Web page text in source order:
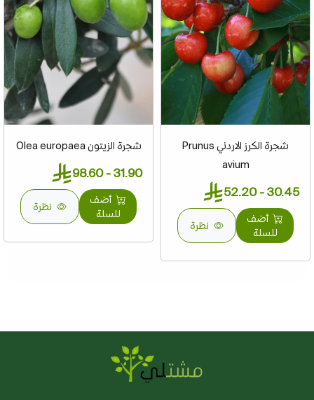
شجرة الكرز الاردني Prunus
avium
30.45 - 52.20
أضف
للسلة
نظرة
شجرة الزيتون Olea europaea
31.90 - 98.60
أضف
للسلة
نظرة